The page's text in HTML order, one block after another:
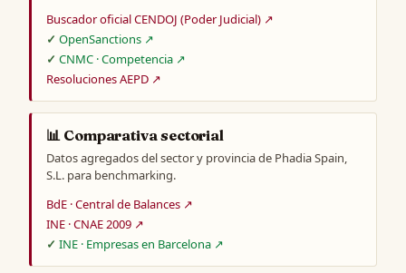
Buscador oficial CENDOJ (Poder Judicial) ↗
OpenSanctions ↗
CNMC · Competencia ↗
Resoluciones AEPD ↗
📊 Comparativa sectorial
Datos agregados del sector y provincia de Phadia Spain,
S.L. para benchmarking.
BdE · Central de Balances ↗
INE · CNAE 2009 ↗
INE · Empresas en Barcelona ↗